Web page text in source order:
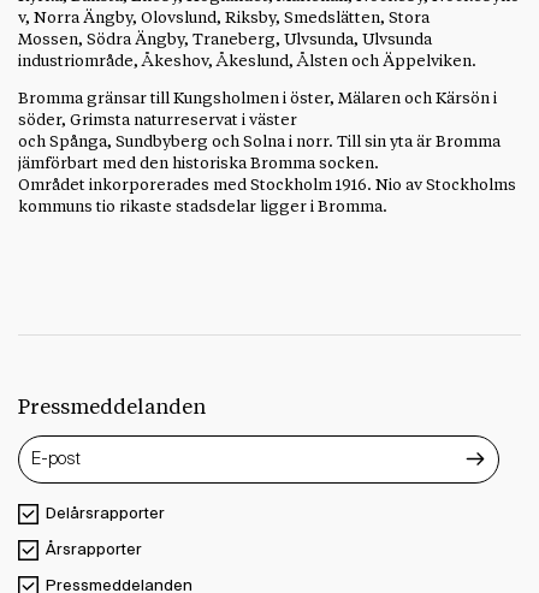
v, Norra Ängby, Olovslund, Riksby, Smedslätten, Stora
Mossen, Södra Ängby, Traneberg, Ulvsunda, Ulvsunda
industriområde, Åkeshov, Åkeslund, Ålsten och Äppelviken.
Bromma gränsar till Kungsholmen i öster, Mälaren och Kärsön i
söder, Grimsta naturreservat i väster
och Spånga, Sundbyberg och Solna i norr. Till sin yta är Bromma
jämförbart med den historiska Bromma socken.
Området inkorporerades med Stockholm 1916. Nio av Stockholms
kommuns tio rikaste stadsdelar ligger i Bromma.
Pressmeddelanden
Delårsrapporter
Årsrapporter
Pressmeddelanden